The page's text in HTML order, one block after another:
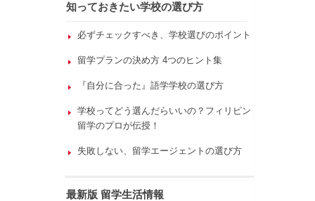
知っておきたい学校の選び方
必ずチェックすべき、学校選びのポイント
留学プランの決め方 4つのヒント集
『自分に合った』語学学校の選び方
学校ってどう選んだらいいの？フィリピン
留学のプロが伝授！
失敗しない、留学エージェントの選び方
最新版 留学生活情報